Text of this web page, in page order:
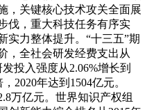
，关键核心技术攻关全面展
伐，重大科技任务有序实
实力整体提升。“十三五”期
，全社会研发经费支出从
投入强度从2.06%增长到
2020年达到1504亿元。
万亿元。世界知识产权组